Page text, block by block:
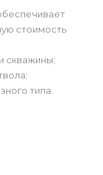
стоимость
скважины;
типа.